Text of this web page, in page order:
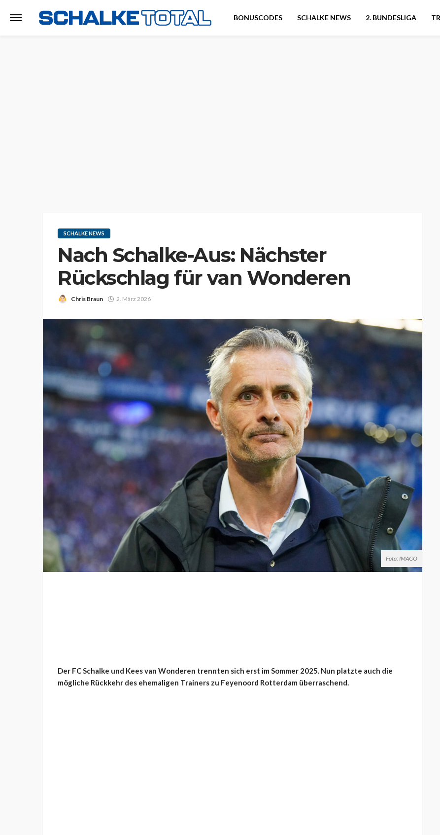
BONUSCODES SCHALKE NEWS 2. BUNDESLIGA
SCHALKE NEWS
Nach Schalke-Aus: Nächster
Rückschlag für van Wonderen
Chris Braun 2. März 2026
Foto: IMAGO
Der FC Schalke und Kees van Wonderen trennten sich erst im Sommer 2025. Nun platzte auch die
mögliche Rückkehr des ehemaligen Trainers zu Feyenoord Rotterdam überraschend.